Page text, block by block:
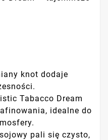
knot dodaje
Tabacco Dream
idealne do
pali się czysto,